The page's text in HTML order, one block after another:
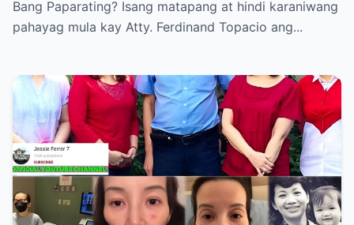
Bang Paparating? Isang matapang at hindi karaniwang
pahayag mula kay Atty. Ferdinand Topacio ang...